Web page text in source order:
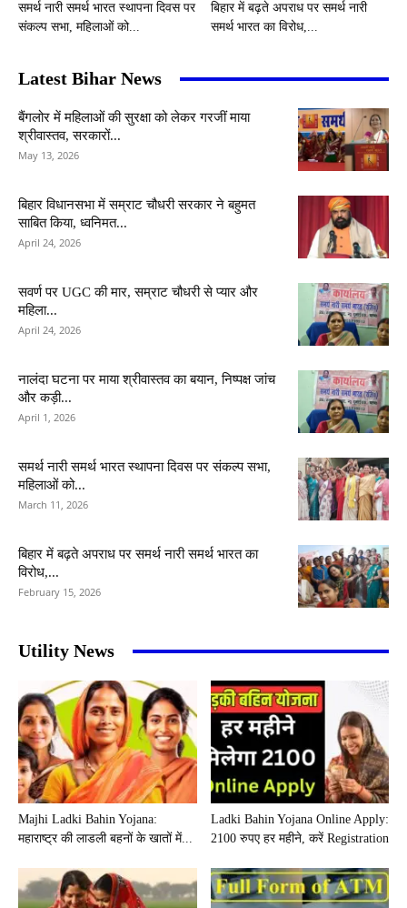
समर्थ नारी समर्थ भारत स्थापना दिवस पर
संकल्प सभा, महिलाओं को...
बिहार में बढ़ते अपराध पर समर्थ नारी
समर्थ भारत का विरोध,...
Latest Bihar News
बैंगलोर में महिलाओं की सुरक्षा को लेकर गरजीं माया
श्रीवास्तव, सरकारों...
May 13, 2026
बिहार विधानसभा में सम्राट चौधरी सरकार ने बहुमत
साबित किया, ध्वनिमत...
April 24, 2026
सवर्ण पर UGC की मार, सम्राट चौधरी से प्यार और
महिला...
April 24, 2026
नालंदा घटना पर माया श्रीवास्तव का बयान, निष्पक्ष जांच
और कड़ी...
April 1, 2026
समर्थ नारी समर्थ भारत स्थापना दिवस पर संकल्प सभा,
महिलाओं को...
March 11, 2026
बिहार में बढ़ते अपराध पर समर्थ नारी समर्थ भारत का
विरोध,...
February 15, 2026
Utility News
Majhi Ladki Bahin Yojana:
महाराष्ट्र की लाडली बहनों के खातों में...
Ladki Bahin Yojana Online Apply:
2100 रुपए हर महीने, करें Registration